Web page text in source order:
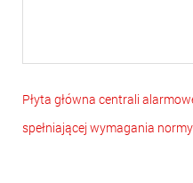
Płyta główna centrali
spełniającej wymagania